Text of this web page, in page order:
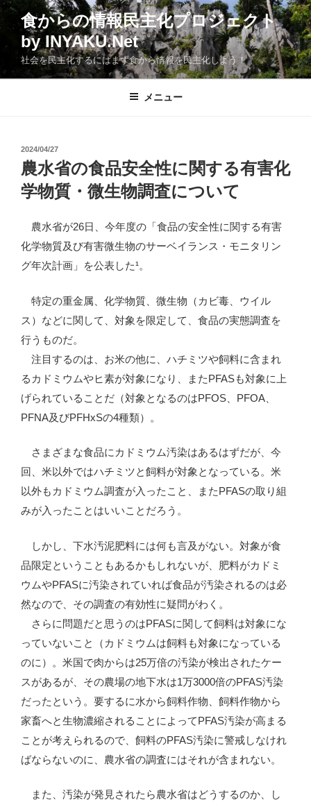
コ
食からの情報民主化プロジェクト
by INYAKU.Net
社会を民主化するにはまず食から情報を民主化しよう！
メニュー
投
稿
日:
2024/04/27
農水省の食品安全性に関する有害化
学物質・微生物調査について
農水省が26日、今年度の「食品の安全性に関する有害
化学物質及び有害微生物のサーベイランス・モニタリン
グ年次計画」を公表した¹。
特定の重金属、化学物質、微生物（カビ毒、ウイル
ス）などに関して、対象を限定して、食品の実態調査を
行うものだ。
注目するのは、お米の他に、ハチミツや飼料に含まれ
るカドミウムやヒ素が対象になり、またPFASも対象に上
げられていることだ（対象となるのはPFOS、PFOA、
PFNA及びPFHxSの4種類）。
さまざまな食品にカドミウム汚染はあるはずだが、今
回、米以外ではハチミツと飼料が対象となっている。米
以外もカドミウム調査が入ったこと、またPFASの取り組
みが入ったことはいいことだろう。
しかし、下水汚泥肥料には何も言及がない。対象が食
品限定ということもあるかもしれないが、肥料がカドミ
ウムやPFASに汚染されていれば食品が汚染されるのは必
然なので、その調査の有効性に疑問がわく。
さらに問題だと思うのはPFASに関して飼料は対象にな
っていないこと（カドミウムは飼料も対象になっている
のに）。米国で肉からは25万倍の汚染が検出されたケー
スがあるが、その農場の地下水は1万3000倍のPFAS汚染
だったという。要するに水から飼料作物、飼料作物から
家畜へと生物濃縮されることによってPFAS汚染が高まる
ことが考えられるので、飼料のPFAS汚染に警戒しなけれ
ばならないのに、農水省の調査にはそれが含まれない。
また、汚染が発見されたら農水省はどうするのか、し